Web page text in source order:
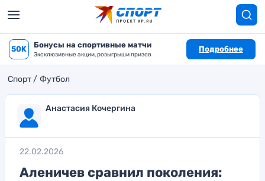
50K Бонусы на спортивные матчи
Эксклюзивные акции, розыгрыши призов
Подробнее
Спорт Футбол
Анастасия Кочергина
22.02.2026
Аленичев сравнил поколения: